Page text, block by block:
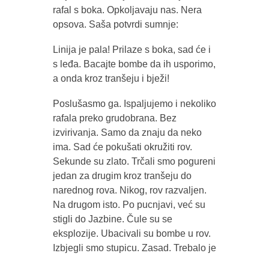
rafal s boka. Opkoljavaju nas. Nera
opsova. Saša potvrdi sumnje:
Linija je pala! Prilaze s boka, sad će i
s leđa. Bacajte bombe da ih usporimo,
a onda kroz tranšeju i bježi!
Poslušasmo ga. Ispaljujemo i nekoliko
rafala preko grudobrana. Bez
izvirivanja. Samo da znaju da neko
ima. Sad će pokušati okružiti rov.
Sekunde su zlato. Trčali smo pogureni
jedan za drugim kroz tranšeju do
narednog rova. Nikog, rov razvaljen.
Na drugom isto. Po pucnjavi, već su
stigli do Jazbine. Čule su se
eksplozije. Ubacivali su bombe u rov.
Izbjegli smo stupicu. Zasad. Trebalo je